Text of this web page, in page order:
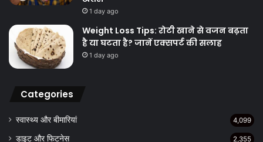
1 day ago
Weight Loss Tips: रोटी खाने से वजन बढ़ता
है या घटता है? जानें एक्सपर्ट की सलाह
1 day ago
Categories
स्वास्थ्य और बीमारियां 4,099
डाइट और फिटनेस 2,355